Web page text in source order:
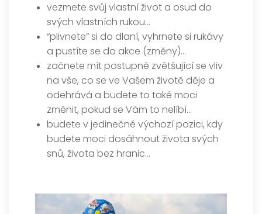
vezmete svůj vlastní život a osud do
svých vlastních rukou…
“plivnete” si do dlaní, vyhrnete si rukávy
a pustíte se do akce (změny)…
začnete mít postupně zvětšující se vliv
na vše, co se ve Vašem životě děje a
odehrává a budete to také moci
změnit, pokud se Vám to nelíbí…
budete v jedinečné výchozí pozici, kdy
budete moci dosáhnout života svých
snů, života bez hranic…